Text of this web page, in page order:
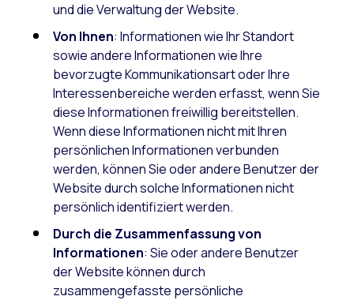
und die Verwaltung der Website.
Von Ihnen: Informationen wie Ihr Standort
sowie andere Informationen wie Ihre
bevorzugte Kommunikationsart oder Ihre
Interessenbereiche werden erfasst, wenn Sie
diese Informationen freiwillig bereitstellen.
Wenn diese Informationen nicht mit Ihren
persönlichen Informationen verbunden
werden, können Sie oder andere Benutzer der
Website durch solche Informationen nicht
persönlich identifiziert werden.
Durch die Zusammenfassung von
Informationen: Sie oder andere Benutzer
der Website können durch
zusammengefasste persönliche